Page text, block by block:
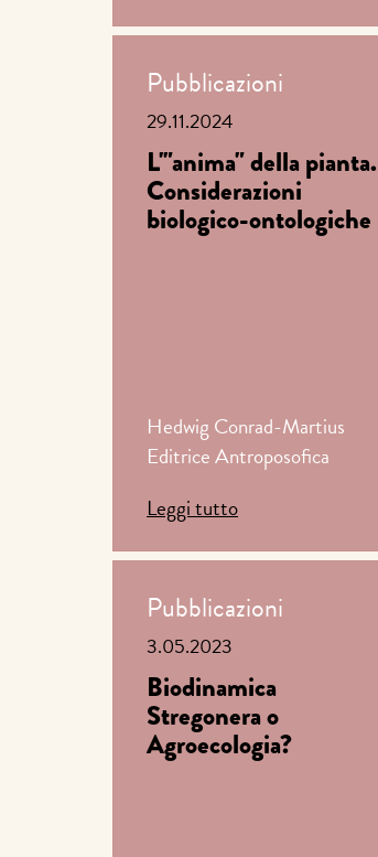
Pubblicazioni
29.11.2024
L'"anima" della pianta.
Considerazioni
biologico-ontologiche
Hedwig Conrad-Martius
Editrice Antroposofica
Leggi tutto
Pubblicazioni
3.05.2023
Biodinamica
Stregonera o
Agroecologia?